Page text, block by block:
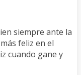
siempre ante la
feliz en el
cuando gane y